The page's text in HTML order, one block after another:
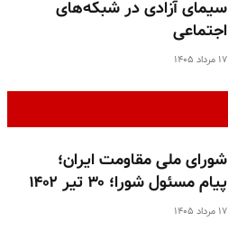
سیمای آزادی در شبکه‌های
اجتماعی
۱۷ مرداد ۱۴۰۵
شورای ملی مقاومت ایران؛
پیام مسئول شورا؛ ۳۰ تیر ۱۴۰۲
۱۷ مرداد ۱۴۰۵